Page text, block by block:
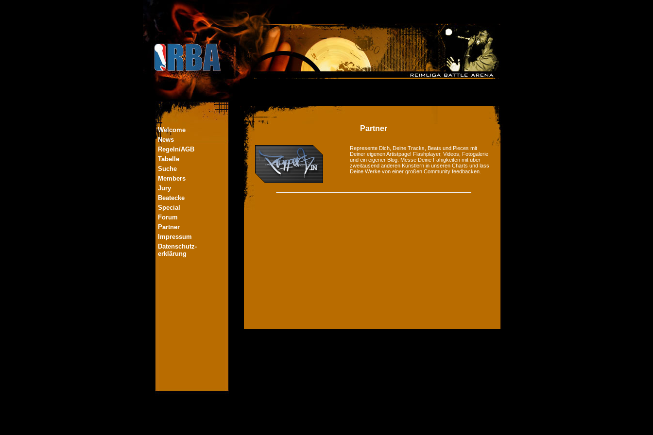
Welcome
News
Regeln/AGB
Tabelle
Suche
Members
Jury
Beatecke
Special
Forum
Partner
Impressum
Datenschutz-
erklärung
Partner
Represente Dich, Deine Tracks, Beats und Pieces mit
Deiner eigenen Artistpage! Flashplayer, Videos, Fotogalerie
und ein eigener Blog. Messe Deine Fähigkeiten mit über
zweitausend anderen Künstlern in unseren Charts und lass
Deine Werke von einer großen Community feedbacken.